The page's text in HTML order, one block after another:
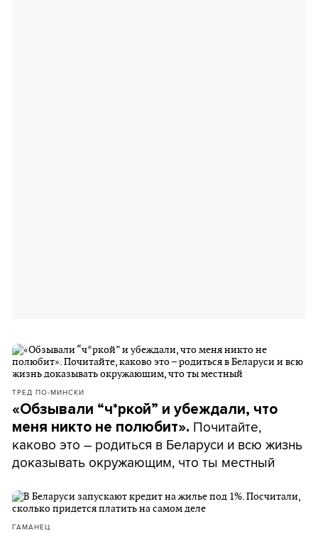
ТРЕД ПО-МИНСКИ
«Обзывали “ч*ркой” и убеждали, что
меня никто не полюбит». Почитайте,
каково это – родиться в Беларуси и всю жизнь
доказывать окружающим, что ты местный
ГАМАНЕЦ